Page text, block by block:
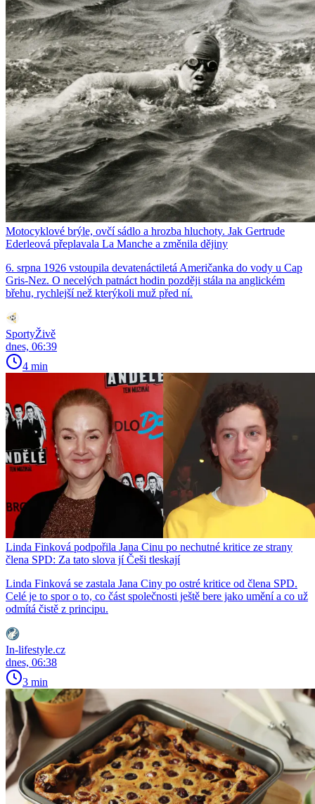
Motocyklové brýle, ovčí sádlo a hrozba hluchoty. Jak Gertrude
Ederleová přeplavala La Manche a změnila dějiny
6. srpna 1926 vstoupila devatenáctiletá Američanka do vody u Cap
Gris-Nez. O necelých patnáct hodin později stála na anglickém
břehu, rychlejší než kterýkoli muž před ní.
SportyŽivě
dnes, 06:39
4 min
Linda Finková podpořila Jana Cinu po nechutné kritice ze strany
člena SPD: Za tato slova jí Češi tleskají
Linda Finková se zastala Jana Ciny po ostré kritice od člena SPD.
Celé je to spor o to, co část společnosti ještě bere jako umění a co už
odmítá čistě z principu.
In-lifestyle.cz
dnes, 06:38
3 min